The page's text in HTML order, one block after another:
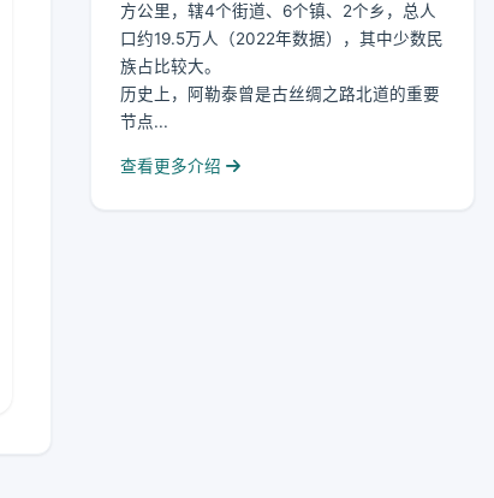
方公里，辖4个街道、6个镇、2个乡，总人
口约19.5万人（2022年数据），其中少数民
族占比较大。
历史上，阿勒泰曾是古丝绸之路北道的重要
节点...
查看更多介绍